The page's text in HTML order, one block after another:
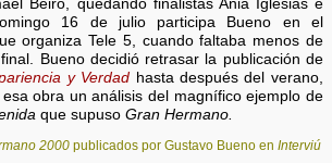
Beiro, quedando finalistas Ania Iglesias e
16 de julio participa Bueno en el
organiza Tele 5, cuando faltaba menos de
Bueno decidió retrasar la publicación de
y Verdad hasta después del verano,
obra un análisis del magnífico ejemplo de
que supusoGran Hermano.
2000publicados por Gustavo Bueno en Interviú